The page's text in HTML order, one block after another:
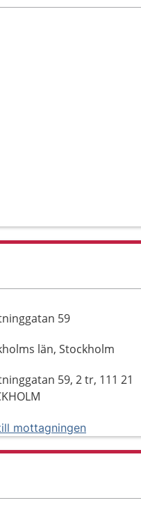
59
län, Stockholm
59, 2 tr, 111 21
mottagningen